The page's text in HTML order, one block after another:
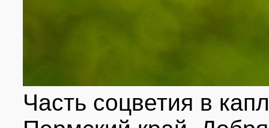
Часть соцветия в